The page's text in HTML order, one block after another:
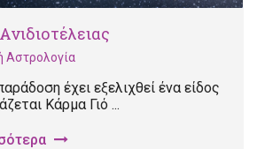
Αστρολογία
έχει εξελιχθεί ένα είδος
Κάρμα Γιό ...